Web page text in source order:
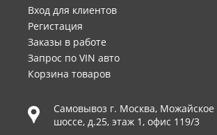
Вход для клиентов
Регистация
Заказы в работе
Запрос по VIN авто
Корзина товаров
Самовывоз г. Москва, Можайское
шоссе, д.25, этаж 1, офис 119/3